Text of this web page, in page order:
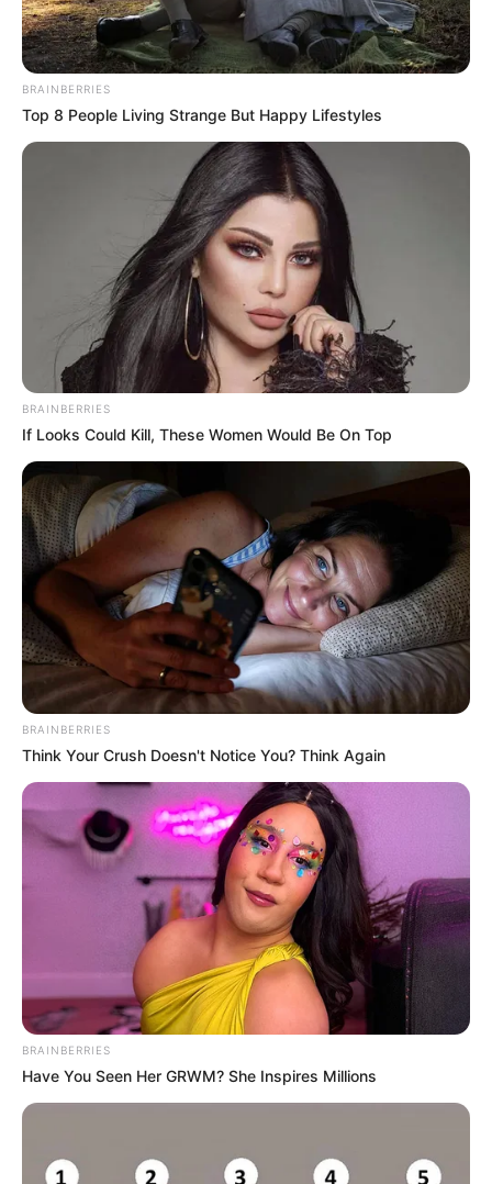
BRAINBERRIES
Top 8 People Living Strange But Happy Lifestyles
BRAINBERRIES
If Looks Could Kill, These Women Would Be On Top
BRAINBERRIES
Think Your Crush Doesn't Notice You? Think Again
BRAINBERRIES
Have You Seen Her GRWM? She Inspires Millions